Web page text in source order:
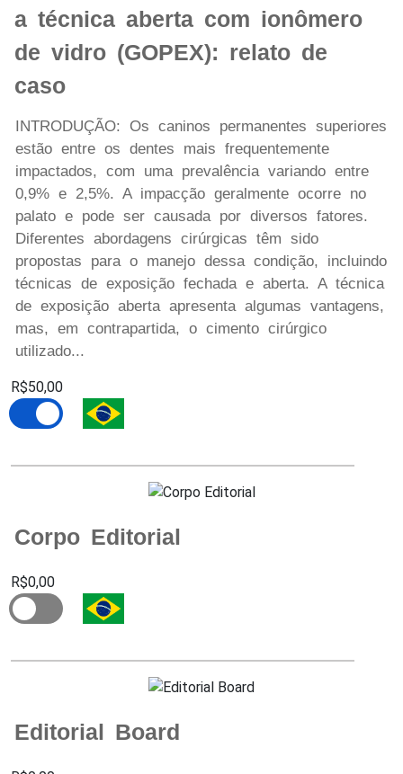
a técnica aberta com ionômero
de vidro (GOPEX): relato de
caso
INTRODUÇÃO: Os caninos permanentes superiores
estão entre os dentes mais frequentemente
impactados, com uma prevalência variando entre
0,9% e 2,5%. A impacção geralmente ocorre no
palato e pode ser causada por diversos fatores.
Diferentes abordagens cirúrgicas têm sido
propostas para o manejo dessa condição, incluindo
técnicas de exposição fechada e aberta. A técnica
de exposição aberta apresenta algumas vantagens,
mas, em contrapartida, o cimento cirúrgico
utilizado...
R$50,00
Corpo Editorial
R$0,00
Editorial Board